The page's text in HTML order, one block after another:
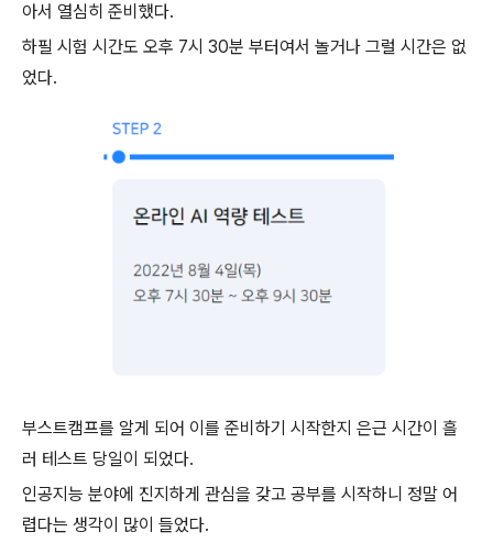
아서 열심히 준비했다.
하필 시험 시간도 오후 7시 30분 부터여서 놀거나 그럴 시간은 없
었다.
부스트캠프를 알게 되어 이를 준비하기 시작한지 은근 시간이 흘
러 테스트 당일이 되었다.
인공지능 분야에 진지하게 관심을 갖고 공부를 시작하니 정말 어
렵다는 생각이 많이 들었다.